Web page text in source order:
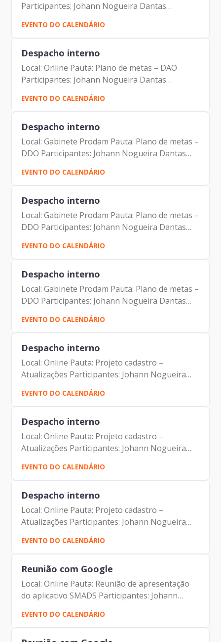
Participantes: Johann Nogueira Dantas
Maurício Goçalves Pimentel
EVENTO DO CALENDÁRIO
Despacho interno
Local: Online Pauta: Plano de metas – DAO
Participantes: Johann Nogueira Dantas
Maurício Goçalves Pimentel
EVENTO DO CALENDÁRIO
Despacho interno
Local: Gabinete Prodam Pauta: Plano de metas –
DDO Participantes: Johann Nogueira Dantas
Antonio Celso de Paula Albuquerque Filho
EVENTO DO CALENDÁRIO
Despacho interno
Local: Gabinete Prodam Pauta: Plano de metas –
DDO Participantes: Johann Nogueira Dantas
Antonio Celso de Paula Albuquerque Filho
EVENTO DO CALENDÁRIO
Despacho interno
Local: Gabinete Prodam Pauta: Plano de metas –
DDO Participantes: Johann Nogueira Dantas
Antonio Celso de Paula Albuquerque Filho
EVENTO DO CALENDÁRIO
Despacho interno
Local: Online Pauta: Projeto cadastro –
Atualizações Participantes: Johann Nogueira
Dantas Mauricio Gonçalves Pimentel Carolina
Magnani Hiromoto Camila Cristina Murta
Patricia Tupynambá Carlos...
EVENTO DO CALENDÁRIO
Despacho interno
Local: Online Pauta: Projeto cadastro –
Atualizações Participantes: Johann Nogueira
Dantas Mauricio Gonçalves Pimentel Carolina
Magnani Hiromoto Camila Cristina Murta
Patricia Tupynambá Carlos...
EVENTO DO CALENDÁRIO
Despacho interno
Local: Online Pauta: Projeto cadastro –
Atualizações Participantes: Johann Nogueira
Dantas Mauricio Gonçalves Pimentel Carolina
Magnani Hiromoto Camila Cristina Murta
Patricia Tupynambá Carlos...
EVENTO DO CALENDÁRIO
Reunião com Google
Local: Online Pauta: Reunião de apresentação
do aplicativo SMADS Participantes: Johann
Nogueira Dantas Mauricio Gonçalves Pimentel
Isabela Domingues Moure Varela Carlos
Alberto da Silva João Thiago...
EVENTO DO CALENDÁRIO